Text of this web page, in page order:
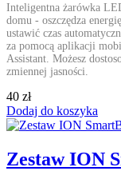
Inteligentna żarówka
domu - oszczędza
ustawić czas
za pomocą aplikacji
Assistant. Możesz
zmiennej jasności.
40 zł
Dodaj do koszyka
Zestaw ION